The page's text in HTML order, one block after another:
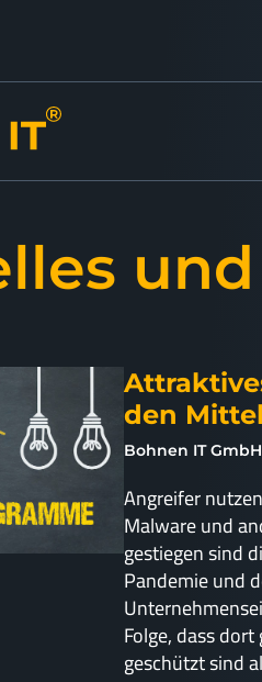
den
Bohnen IT
Angreifer
Malware und
gestiegen sind
Pandemie und
Folge, dass
geschützt sind